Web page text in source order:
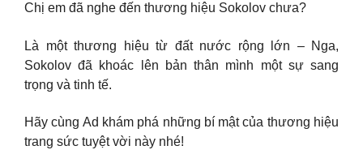
Chị em đã nghe đến thương hiệu Sokolov chưa?
Là một thương hiệu từ đất nước rộng lớn – Nga,
Sokolov đã khoác lên bản thân mình một sự sang
trọng và tinh tế.
Hãy cùng Ad khám phá những bí mật của thương hiệu
trang sức tuyệt vời này nhé!